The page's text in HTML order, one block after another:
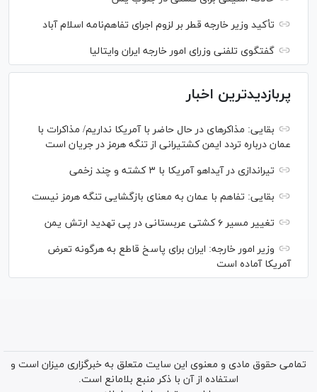
تأکید وزیر خارجه قطر بر لزوم اجرای تفاهم‌نامه اسلام آباد
گفتگوی تلفنی وزرای امور خارجه ایران وایتالیا
پربازدیدترین اخبار
بقایی: مذاکره‎ای در حال حاضر با آمریکا نداریم/ مذاکرات با
عمان درباره تردد ایمن کشتیرانی از تنگه هرمز در جریان است
تیراندازی در آیداهو آمریکا با ۳ کشته و چند زخمی
بقایی: تفاهم با عمان به معنای بازگشایی تنگه هرمز نیست
تغییر مسیر ۶ کشتی عربستانی در پی تهدید ارتش یمن
وزیر امور خارجه: ایران برای پاسخ قاطع به هرگونه تعرض
آمریکا آماده است
تمامی حقوق مادی و معنوی این سایت متعلق به خبرگزاری میزان است و
استفاده از آن با ذکر منبع بلامانع است.